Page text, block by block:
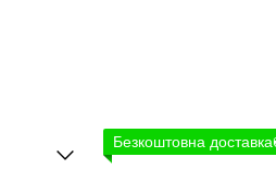
Безкоштовна